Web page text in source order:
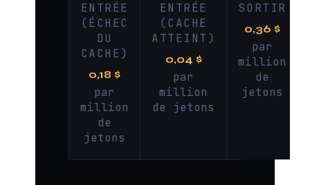
ENTRÉE
(ÉCHEC
DU
CACHE)
0,18 $
par
million
de
jetons
ENTRÉE
(CACHE
ATTEINT)
0,04 $
par
million
de jetons
SORTIR
0,36 $
par
million
de
jetons